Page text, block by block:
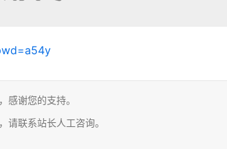
感谢您的支持。
联系站长人工咨询。